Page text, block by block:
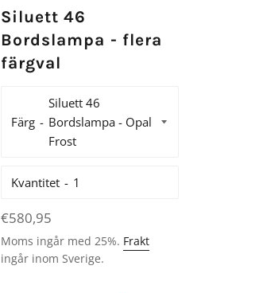
Siluett 46
Bordslampa - flera
färgval
Färg
Kvantitet
Ordinarie
pris
€580,95
Moms ingår med 25%. Frakt
ingår inom Sverige.